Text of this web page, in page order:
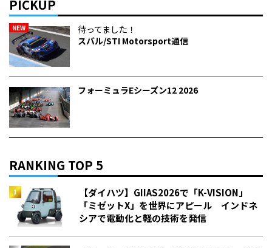
PICKUP
NEW
待ってました！
スバル/STI Motorsport通信
フォーミュラEシーズン12 2026
RANKING TOP 5
【ダイハツ】GIIAS2026で「K-VISION」
「ミゼットX」を世界にアピール インドネ
シアで電動化と軽の技術を発信